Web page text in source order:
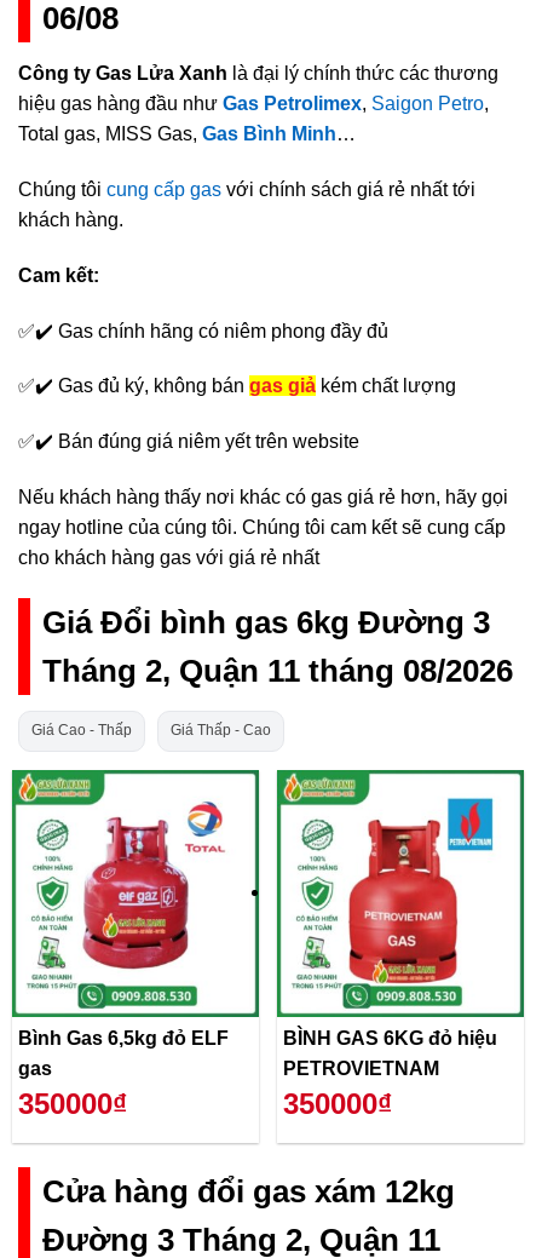
06/08
Công ty Gas Lửa Xanh là đại lý chính thức các thương
hiệu gas hàng đầu như Gas Petrolimex, Saigon Petro,
Total gas, MISS Gas, Gas Bình Minh…
Chúng tôi cung cấp gas với chính sách giá rẻ nhất tới
khách hàng.
Cam kết:
✅✔️ Gas chính hãng có niêm phong đầy đủ
✅✔️ Gas đủ ký, không bán gas giả kém chất lượng
✅✔️ Bán đúng giá niêm yết trên website
Nếu khách hàng thấy nơi khác có gas giá rẻ hơn, hãy gọi
ngay hotline của cúng tôi. Chúng tôi cam kết sẽ cung cấp
cho khách hàng gas với giá rẻ nhất
Giá Đổi bình gas 6kg Đường 3
Tháng 2, Quận 11 tháng 08/2026
Giá Cao - Thấp Giá Thấp - Cao
Bình Gas 6,5kg đỏ ELF
gas
350000₫
BÌNH GAS 6KG đỏ hiệu
PETROVIETNAM
350000₫
Cửa hàng đổi gas xám 12kg
Đường 3 Tháng 2, Quận 11